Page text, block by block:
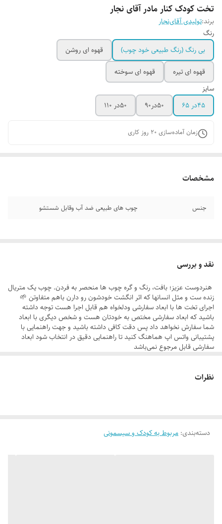
تخت کودک کنار مادر آقای نجار
برند:تولیدی آقای‌نجار
رنگ
بی رنگ (رنگ طبیعی خود چوب)
قهوه ای روشن
قهوه ای تیره
قهوه ای سوخته
سایز
۴۵در ۶۵
۵۰در۹۰ ۵۰در ۱۱۰
زمان آماده‌سازی 20 روز کاری
مشخصات
جنس چوب های طبیعی ضد آب وقابل شستشو
نقد و بررسی
هنردوست عزیز؛ بافت، رنگ و گره چوب ها منحصر به فردن. چوب یک متریال
زنده ست و مثل انسانها که اثر انگشت خودشون رو دارن باهم متفاوتن 🌱
اجرای تخت ها با ابعاد سفارشی ودلخواه هم قابل اجرا هست توجه داشته
باشید که ابعاد سفارشی مختص به خودتان هست و شخص دیگری با ابعاد
شما سفارش نخواهد داد پس دقت کافی داشته باشید و جهت راهنمایی با
پشتیبانی واتس اپ هماهنگ‌ کنید تا راهنمایی دقیق در انتخاب شود ابعاد
سفارشی قابل مرجوع نمی‌باشد
کردن
نظرات
دسته‌بندی: مربوط به کودک و سیسمونی